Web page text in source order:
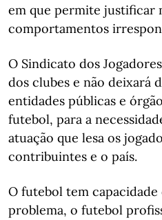
em que permite justificar
comportamentos
O Sindicato dos
dos clubes e não deixará
entidades públicas e
futebol, para a
atuação que lesa os
contribuintes e o país.
O futebol tem capacidade
problema, o futebol